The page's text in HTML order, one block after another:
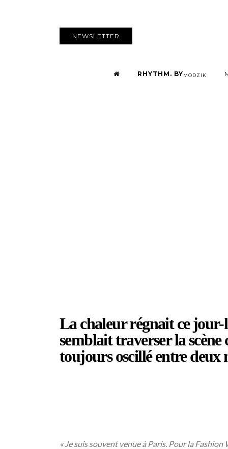
NEWSLETTER
RHYTHM. BYMODZIK
La chaleur régnait ce jour-
semblait traverser la
toujours oscillé entre deux
« Je suis souvent venue à Paris. Pour la Fashion